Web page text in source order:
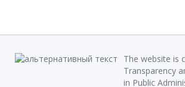
The website is
Transparency
in Public